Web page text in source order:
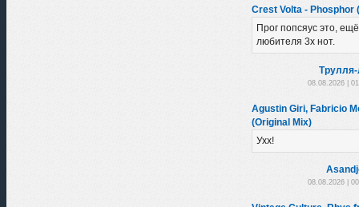
Crest Volta - Phosphor
Прог попсяус это,
любителя 3х нот.
08.08.2026 |
Agustin Giri, Fabricio
(Original Mix)
Ухх!
08.08.2026 |